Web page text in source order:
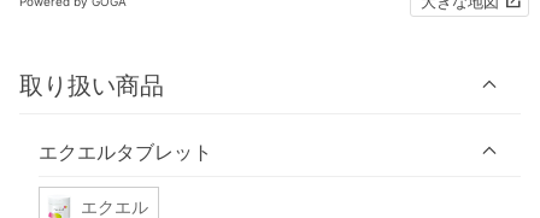
取り扱い商品
エクエルタブレット
エクエル